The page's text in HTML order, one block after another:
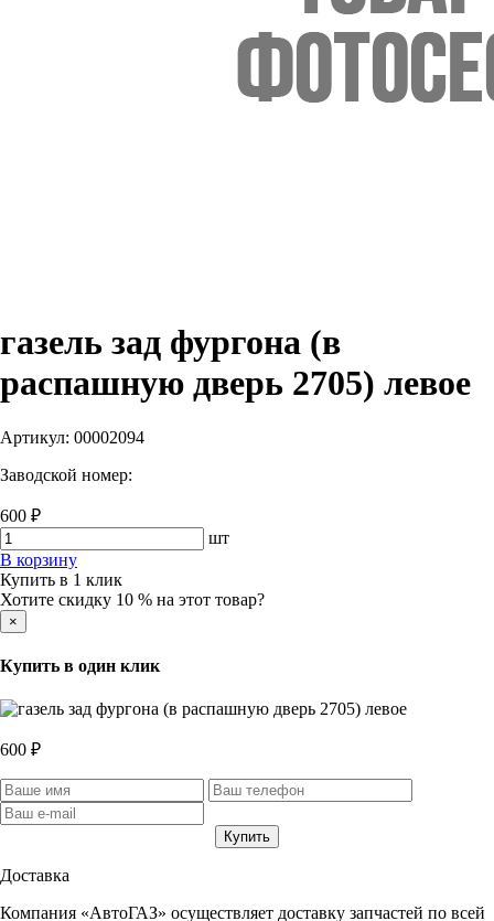
газель зад фургона (в
распашную дверь 2705) левое
Артикул: 00002094
Заводской номер:
600 ₽
шт
В корзину
Купить в 1 клик
Хотите скидку 10 % на этот товар?
×
Купить в один клик
600 ₽
Доставка
Компания «АвтоГАЗ» осуществляет доставку запчастей по всей